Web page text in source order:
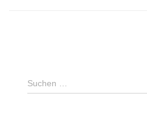
S
u
Suchen …